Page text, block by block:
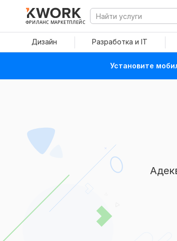
ФРИЛАНС МАРКЕТПЛЕЙС
Дизайн Разработка и IT
Установите